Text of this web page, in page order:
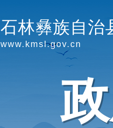
石林彝族自治
www.kmsl.gov.cn